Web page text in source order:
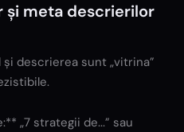
meta descrierilor
descrierea sunt „vitrina”
„7 strategii de...” sau